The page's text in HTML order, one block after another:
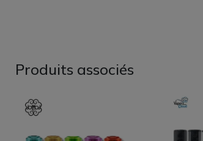
Produits associés